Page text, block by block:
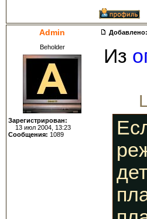
Admin Добавлено:
Beholder
Зарегистрирован:
13 июл 2004, 13:23
Сообщения: 1089
Из